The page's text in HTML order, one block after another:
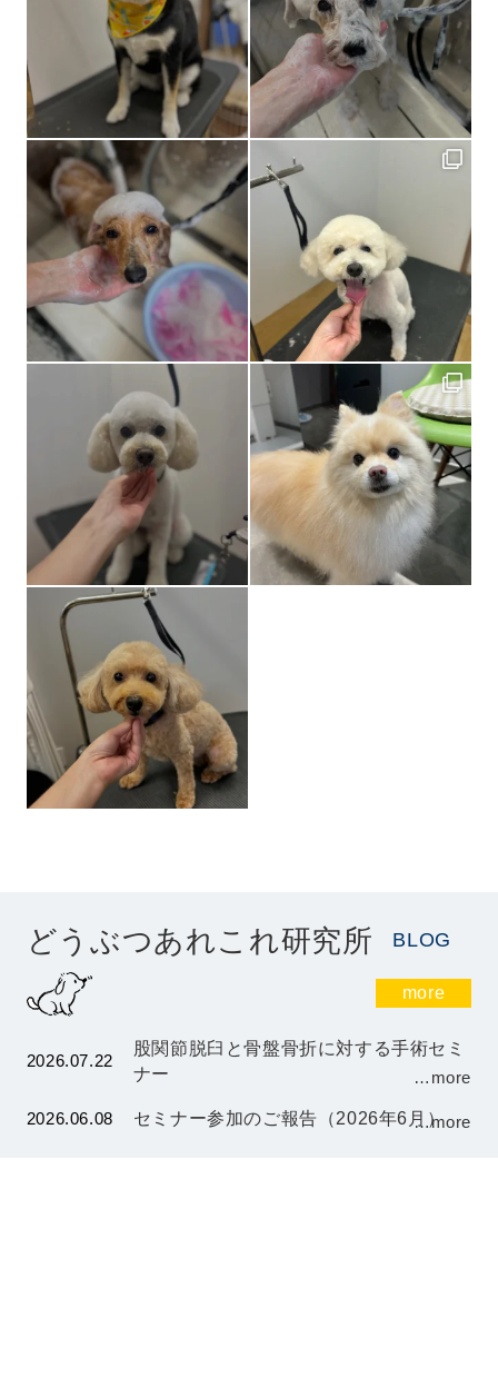
どうぶつあれこれ研究所 BLOG
more
2026.07.22
股関節脱臼と骨盤骨折に対する手術セミ
ナー
…more
2026.06.08 セミナー参加のご報告（2026年6月）
…more